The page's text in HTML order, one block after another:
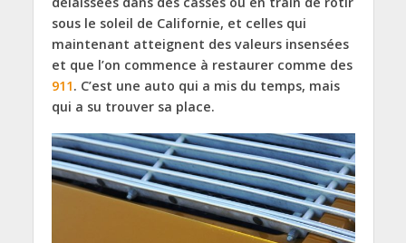
sous le soleil de Californie, et celles qui
maintenant atteignent des valeurs insensées
et que l’on commence à restaurer comme des
911. C’est une auto qui a mis du temps, mais
qui a su trouver sa place.